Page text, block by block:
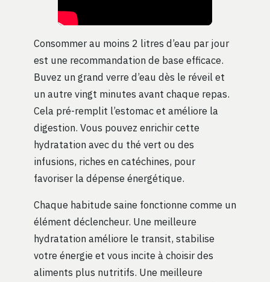
Consommer au moins 2 litres d’eau par jour
est une recommandation de base efficace.
Buvez un grand verre d’eau dès le réveil et
un autre vingt minutes avant chaque repas.
Cela pré-remplit l’estomac et améliore la
digestion. Vous pouvez enrichir cette
hydratation avec du thé vert ou des
infusions, riches en catéchines, pour
favoriser la dépense énergétique.
Chaque habitude saine fonctionne comme un
élément déclencheur. Une meilleure
hydratation améliore le transit, stabilise
votre énergie et vous incite à choisir des
aliments plus nutritifs. Une meilleure